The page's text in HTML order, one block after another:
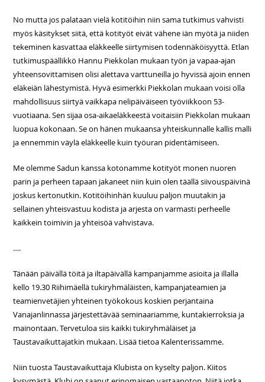
No mutta jos palataan vielä kotitöihin niin sama tutkimus vahvisti
myös käsitykset siitä, että kotityöt eivät vähene iän myötä ja niiden
tekeminen kasvattaa eläkkeelle siirtymisen todennäköisyyttä. Etlan
tutkimuspäällikkö Hannu Piekkolan mukaan työn ja vapaa-ajan
yhteensovittamisen olisi alettava varttuneilla jo hyvissä ajoin ennen
eläkeiän lähestymistä. Hyvä esimerkki Piekkolan mukaan voisi olla
mahdollisuus siirtyä vaikkapa nelipäiväiseen työviikkoon 53-
vuotiaana. Sen sijaa osa-aikaeläkkeestä voitaisiin Piekkolan mukaan
luopua kokonaan. Se on hänen mukaansa yhteiskunnalle kallis malli
ja ennemmin väylä eläkkeelle kuin työuran pidentämiseen.
Me olemme Sadun kanssa kotonamme kotityöt monen nuoren
parin ja perheen tapaan jakaneet niin kuin olen täällä siivouspäivinä
joskus kertonutkin. Kotitöihinhän kuuluu paljon muutakin ja
sellainen yhteisvastuu kodista ja arjesta on varmasti perheelle
kaikkein toimivin ja yhteisöä vahvistava.
….
Tänään päivällä töitä ja iltapäivällä kampanjamme asioita ja illalla
kello 19.30 Riihimäellä tukiryhmäläisten, kampanjateamien ja
teamienvetäjien yhteinen työkokous koskien perjantaina
Vanajanlinnassa järjestettävää seminaariamme, kuntakierroksia ja
mainontaan. Tervetuloa siis kaikki tukiryhmäläiset ja
Taustavaikuttajatkin mukaan. Lisää tietoa Kalenterissamme.
Niin tuosta Taustavaikuttaja Klubista on kyselty paljon. Kiitos